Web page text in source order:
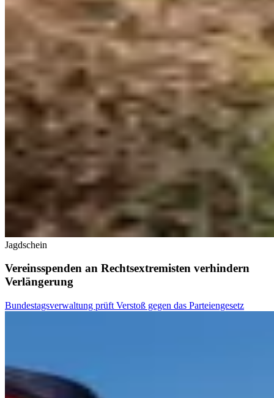
Jagdschein
Vereinsspenden an Rechtsextremisten verhindern
Verlängerung
Bundestagsverwaltung prüft Verstoß gegen das Parteiengesetz